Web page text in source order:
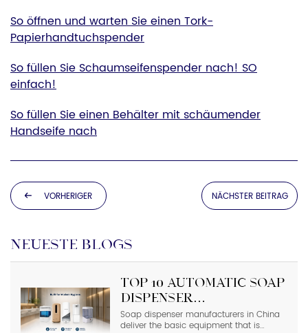
So öffnen und warten Sie einen Tork-
Papierhandtuchspender
So füllen Sie Schaumseifenspender nach! SO
einfach!
So füllen Sie einen Behälter mit schäumender
Handseife nach
VORHERIGER NÄCHSTER BEITRAG
NEUESTE BLOGS
Top 10 Automatic Soap
Dispenser
Manufacturers in
China
Soap dispenser manufacturers in China
deliver the basic equipment that is